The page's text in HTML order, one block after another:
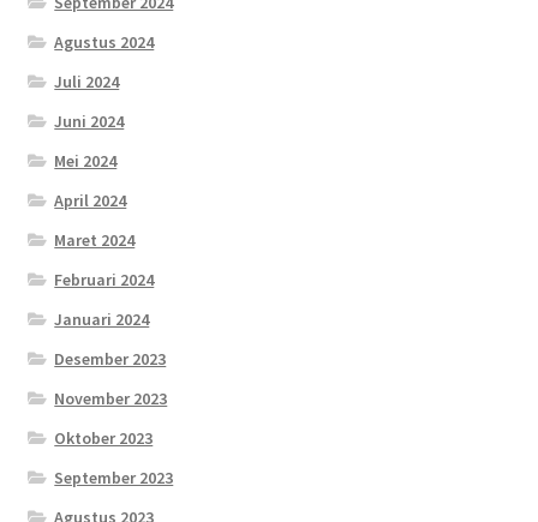
Agustus 2024
Juli 2024
Juni 2024
Mei 2024
April 2024
Maret 2024
Februari 2024
Januari 2024
Desember 2023
November 2023
Oktober 2023
September 2023
Agustus 2023